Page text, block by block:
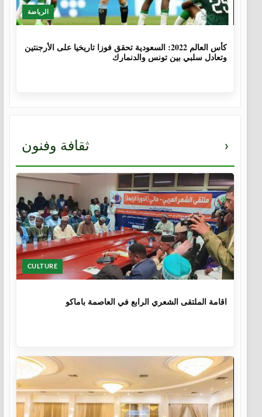
الرياضة
كأس العالم 2022: السعودية تحقق فوزا تاريخيا على الأرجنتين
وتعادل سلبي بين تونس والدنمارك
ثقافة وفنون ›
CULTURE
اقامة الملتقى الشعري الرابع في العاصمة باماكو